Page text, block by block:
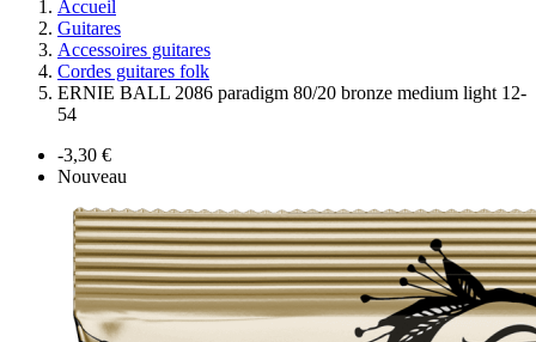
Accueil
Guitares
Accessoires guitares
Cordes guitares folk
ERNIE BALL 2086 paradigm 80/20 bronze medium light 12-
54
-3,30 €
Nouveau